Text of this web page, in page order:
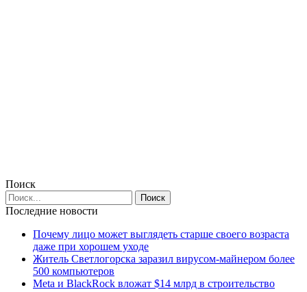
Поиск
Последние новости
Почему лицо может выглядеть старше своего возраста
даже при хорошем уходе
Житель Светлогорска заразил вирусом-майнером более
500 компьютеров
Meta и BlackRock вложат $14 млрд в строительство